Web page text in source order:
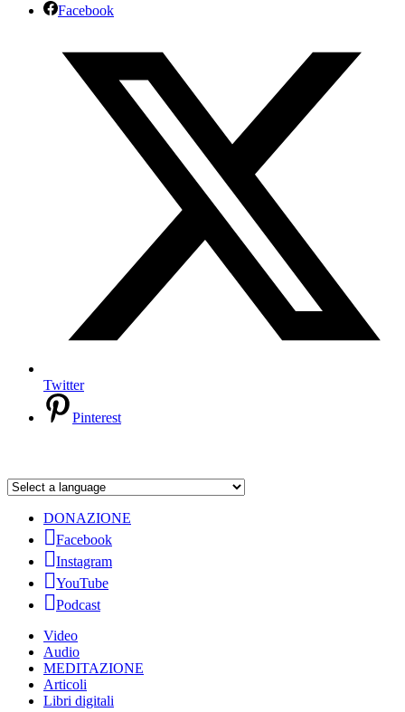
Facebook
Twitter
Pinterest
DONAZIONE
Facebook
Instagram
YouTube
Podcast
Video
Audio
MEDITAZIONE
Articoli
Libri digitali